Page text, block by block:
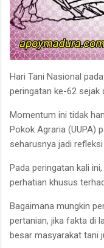
Hari Tani Nasional
peringatan ke-62 sejak
Momentum ini tidak
Pokok Agraria (UUPA)
seharusnya jadi
Pada peringatan kali
perhatian khusus
Bagaimana mungkin
pertanian, jika fakta di
besar masyarakat tani